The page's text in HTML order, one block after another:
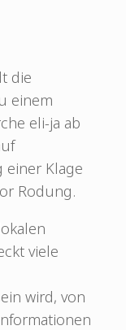
die
einem
eli-ja ab
einer Klage
Rodung.
viele
wird, von